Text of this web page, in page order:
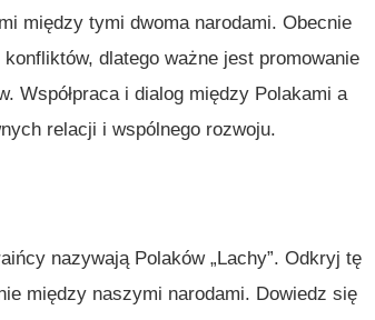
między tymi dwoma narodami. Obecnie
dlatego ważne jest promowanie
Współpraca i dialog między Polakami a
relacji i wspólnego rozwoju.
nazywają Polaków „Lachy”. Odkryj tę
między naszymi narodami. Dowiedz się